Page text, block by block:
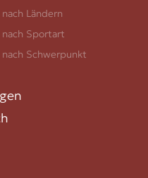
Ländern
Sportart
Schwerpunkt